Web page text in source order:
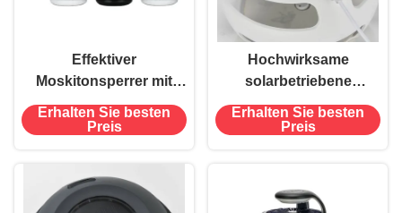
Effektiver
Moskitonsperrer mit
starkem Saugventilator
und klebrigem Pad 12
Erhalten Sie besten
Preis
Hochwirksame
solarbetriebene
Flohmückenfalle mit
klebrigem Pad
Erhalten Sie besten
Preis